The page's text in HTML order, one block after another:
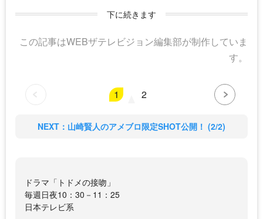
下に続きます
この記事はWEBザテレビジョン編集部が制作していま
す。
1 2
NEXT：山崎賢人のアメブロ限定SHOT公開！ (2/2)
ドラマ「トドメの接吻」
毎週日夜10：30－11：25
日本テレビ系